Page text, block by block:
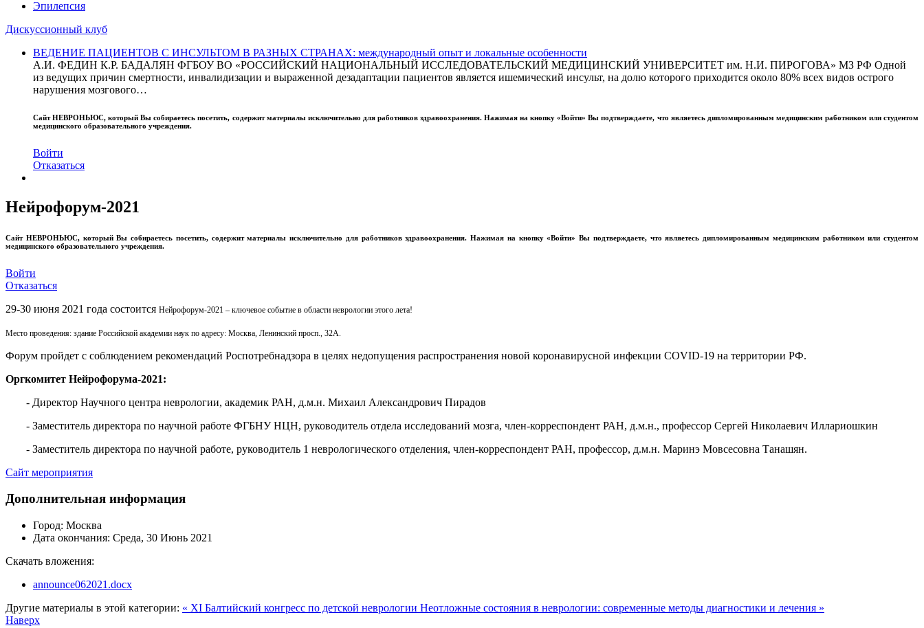
Эпилепсия
Дискуссионный клуб
ВЕДЕНИЕ ПАЦИЕНТОВ С ИНСУЛЬТОМ В РАЗНЫХ СТРАНАХ: международный опыт и локальные особенности
А.И. ФЕДИН К.Р. БАДАЛЯН ФГБОУ ВО «РОССИЙСКИЙ НАЦИОНАЛЬНЫЙ ИССЛЕДОВАТЕЛЬСКИЙ МЕДИЦИНСКИЙ УНИВЕРСИТЕТ им. Н.И. ПИРОГОВА» МЗ РФ Одной
из ведущих причин смертности, инвалидизации и выраженной дезадаптации пациентов является ишемический инсульт, на долю которого приходится около 80% всех видов острого
нарушения мозгового…
СайтНЕВРОНЬЮС, который Вы собираетесь посетить, содержит материалы исключительно для работников здравоохранения. Нажимая на кнопку «Войти» Вы подтверждаете, что являетесь дипломированным медицинским работником или студентом
медицинского образовательного учреждения.
Войти
Отказаться
Нейрофорум-2021
Сайт НЕВРОНЬЮС, который Вы собираетесь посетить, содержит материалы исключительно для работников здравоохранения. Нажимая на кнопку «Войти» Вы подтверждаете, что являетесь дипломированным медицинским работником или студентом
медицинского образовательного учреждения.
Войти
Отказаться
29-30 июня 2021 года состоится Нейрофорум-2021 – ключевое событие в области неврологии этого лета!
Место проведения: здание Российской академии наук по адресу: Москва, Ленинский просп., 32А.
Форум пройдет с соблюдением рекомендаций Роспотребнадзора в целях недопущения распространения новой коронавирусной инфекции COVID-19 на территории РФ.
Оргкомитет Нейрофорума-2021:
- Директор Научного центра неврологии, академик РАН, д.м.н. Михаил Александрович Пирадов
- Заместитель директора по научной работе ФГБНУ НЦН, руководитель отдела исследований мозга, член-корреспондент РАН, д.м.н., профессор Сергей Николаевич Иллариошкин
- Заместитель директора по научной работе, руководитель 1 неврологического отделения, член-корреспондент РАН, профессор, д.м.н. Маринэ Мовсесовна Танашян.
Сайт мероприятия
Дополнительная информация
Город: Москва
Дата окончания: Среда, 30 Июнь 2021
Скачать вложения:
announce062021.docx
Другие материалы в этой категории: « XI Балтийский конгресс по детской неврологии Неотложные состояния в неврологии: современные методы диагностики и лечения »
Наверх